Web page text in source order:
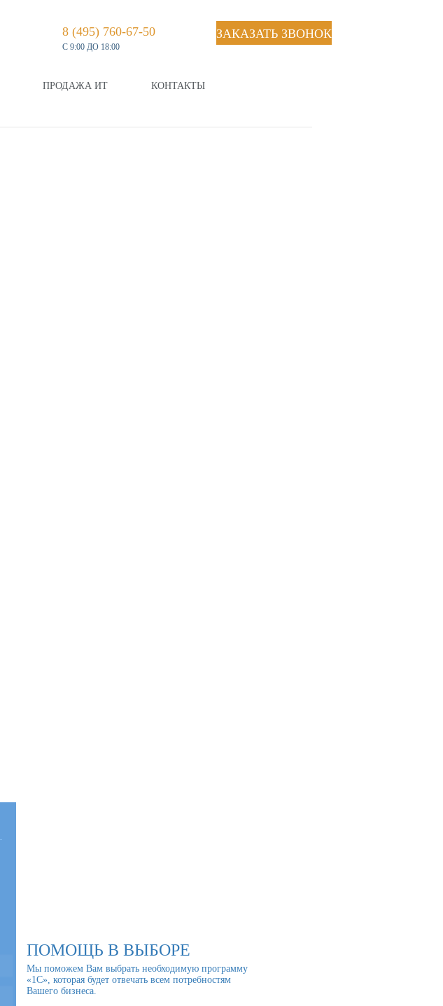
8 (495) 760-67-50
С 9:00 ДО 18:00
ЗАКАЗАТЬ ЗВОНОК
ПРОДАЖА ИТ
КОНТАКТЫ
ПОМОЩЬ В ВЫБОРЕ
Мы поможем Вам выбрать необходимую программу
«1С», которая будет отвечать всем потребностям
Вашего бизнеса.